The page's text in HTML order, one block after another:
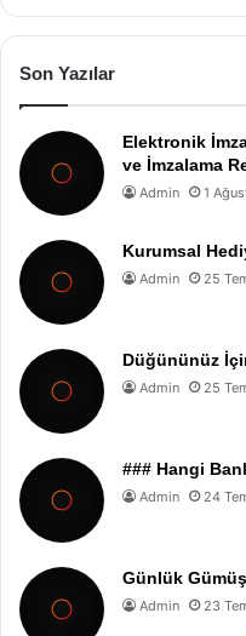
Son Yazılar
Elektronik
ve İmzalama
Admin 1
Kurumsal
Admin 25
Düğününüz
Admin 25
### Hangi
Admin 24
Günlük
Admin 23